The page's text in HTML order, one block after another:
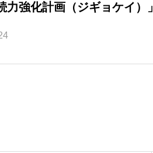
力強化計画（ジギョケイ）